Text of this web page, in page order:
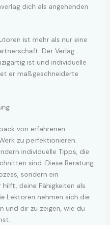
dich als angehenden
ist mehr als nur eine
Der Verlag
ist und individuelle
er maßgeschneiderte
von erfahrenen
zu perfektionieren.
individuelle Tipps, die
sind. Diese Beratung
sondern ein
deine Fähigkeiten als
Lektoren nehmen sich die
und dir zu zeigen, wie du